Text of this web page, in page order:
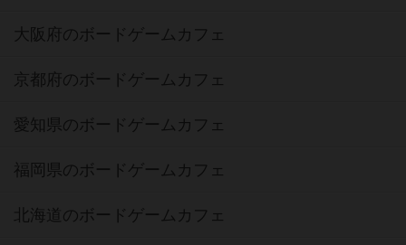
大阪府のボードゲームカフェ
京都府のボードゲームカフェ
愛知県のボードゲームカフェ
福岡県のボードゲームカフェ
北海道のボードゲームカフェ